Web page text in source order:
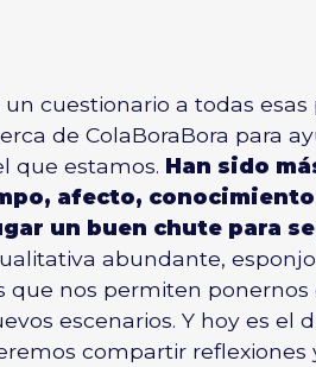
cuestionario a todas
de ColaBoraBora para
que estamos. Han sido
afecto,
un buen chute para
abundante,
que nos permiten
escenarios. Y hoy es el
compartir